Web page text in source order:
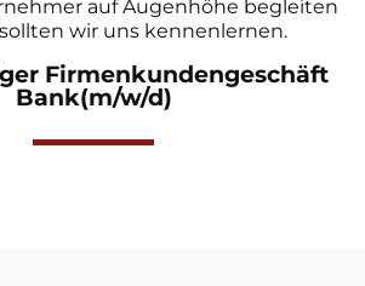
auf Augenhöhe begleiten
wir uns kennenlernen.
Firmenkundengeschäft
Bank(m/w/d)